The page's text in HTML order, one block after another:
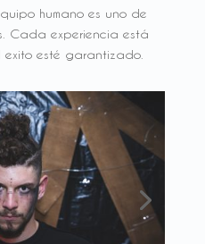
humano es uno de
Cada experiencia está
esté garantizado.